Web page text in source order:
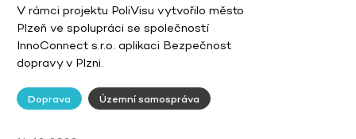
V rámci projektu PoliVisu vytvořilo město
Plzeň ve spolupráci se společností
InnoConnect s.r.o. aplikaci Bezpečnost
dopravy v Plzni.
Doprava Územní samospráva